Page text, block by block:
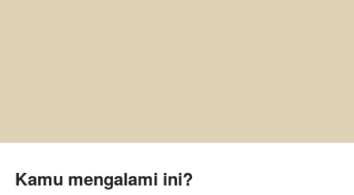
Kamu mengalami ini?